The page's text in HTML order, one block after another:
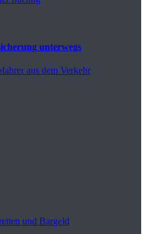
unterwegs
aus dem Verkehr
und Bargeld